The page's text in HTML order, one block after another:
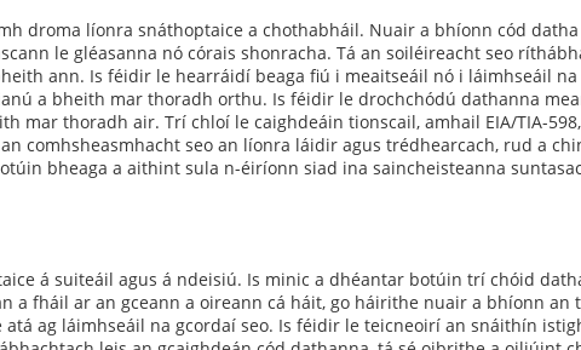
droma líonra snáthoptaice a chothabháil. Nuair a bhíonn cód
le gléasanna nó córais shonracha. Tá an soiléireacht seo
ann. Is féidir le hearráidí beaga fiú i meaitseáil nó i láimhseáil
a bheith mar thoradh orthu. Is féidir le drochchódú dathanna
mar thoradh air. Trí chloí le caighdeáin tionscail, amhail EIA/TIA-
comhsheasmhacht seo an líonra láidir agus trédhearcach, rud a
bheaga a aithint sula n-éiríonn siad ina saincheisteanna
á suiteáil agus á ndeisiú. Is minic a dhéantar botúin trí chóid
a fháil ar an gceann a oireann cá háit, go háirithe nuair a bhíonn an
ag láimhseáil na gcordaí seo. Is féidir le teicneoirí an snáithín